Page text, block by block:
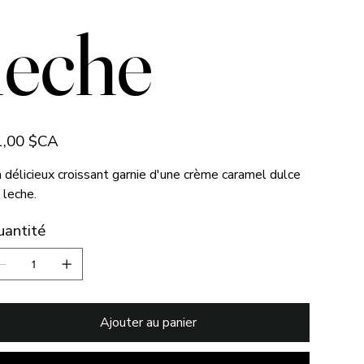
$CA
délicieux croissant garnie d'une crème caramel dulce
Ajouter au panier